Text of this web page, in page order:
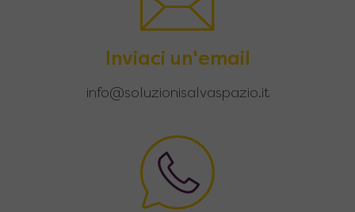
Inviaci un'email
info@soluzionisalvaspazio.it